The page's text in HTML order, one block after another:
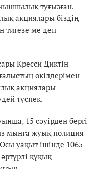
туғызған.
акциялары біздің
тигезе ме деп
Кресси Диктің
өкілдерімен
акциялары
түспек.
15 сәуірден бергі
мыңға жуық полиция
уақыт ішінде 1065
құқық